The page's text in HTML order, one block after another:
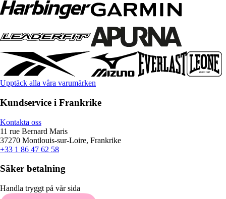
Upptäck alla våra varumärken
Kundservice i Frankrike
Kontakta oss
11 rue Bernard Maris
37270 Montlouis-sur-Loire, Frankrike
+33 1 86 47 62 58
Säker betalning
Handla tryggt på vår sida